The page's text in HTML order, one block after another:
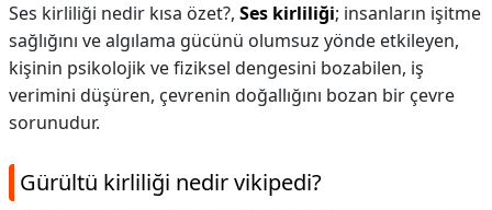
Ses kirliliği nedir kısa özet?, Ses kirliliği; insanların işitme
sağlığını ve algılama gücünü olumsuz yönde etkileyen,
kişinin psikolojik ve fiziksel dengesini bozabilen, iş
verimini düşüren, çevrenin doğallığını bozan bir çevre
sorunudur.
Gürültü kirliliği nedir vikipedi?